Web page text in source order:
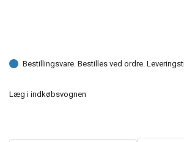
Bestillingsvare. Bestilles ved ordre.
Læg i indkøbsvognen